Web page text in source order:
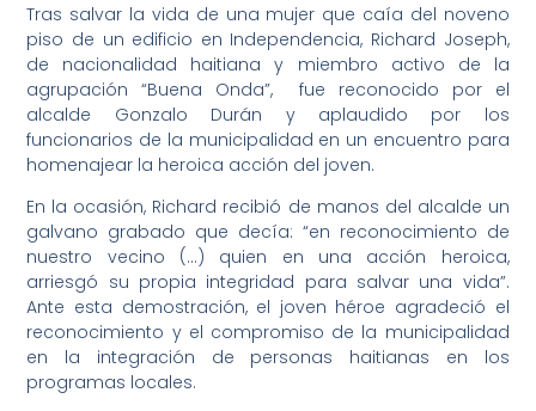
Tras salvar la vida de una mujer que caía del noveno
piso de un edificio en Independencia, Richard Joseph,
de nacionalidad haitiana y miembro activo de la
agrupación “Buena Onda”, fue reconocido por el
alcalde Gonzalo Durán y aplaudido por los
funcionarios de la municipalidad en un encuentro para
homenajear la heroica acción del joven.
En la ocasión, Richard recibió de manos del alcalde un
galvano grabado que decía: “en reconocimiento de
nuestro vecino (…) quien en una acción heroica,
arriesgó su propia integridad para salvar una vida”.
Ante esta demostración, el joven héroe agradeció el
reconocimiento y el compromiso de la municipalidad
en la integración de personas haitianas en los
programas locales.